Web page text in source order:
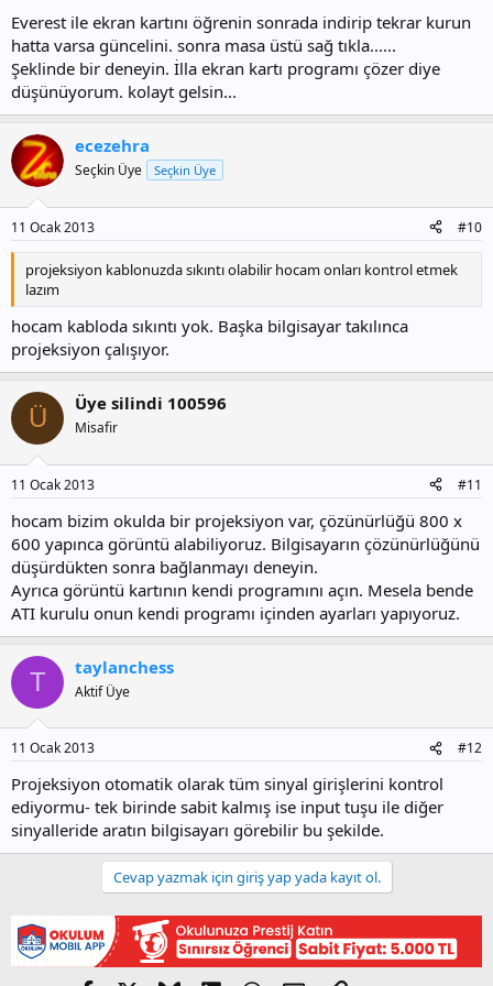
Everest ile ekran kartını öğrenin sonrada indirip tekrar kurun
hatta varsa güncelini. sonra masa üstü sağ tıkla......
Şeklinde bir deneyin. İlla ekran kartı programı çözer diye
düşünüyorum. kolayt gelsin...
ecezehra
Seçkin Üye Seçkin Üye
11 Ocak 2013 #10
projeksiyon kablonuzda sıkıntı olabilir hocam onları kontrol etmek
lazım
hocam kabloda sıkıntı yok. Başka bilgisayar takılınca
projeksiyon çalışıyor.
Ü Üye silindi 100596
Misafir
11 Ocak 2013 #11
hocam bizim okulda bir projeksiyon var, çözünürlüğü 800 x
600 yapınca görüntü alabiliyoruz. Bilgisayarın çözünürlüğünü
düşürdükten sonra bağlanmayı deneyin.
Ayrıca görüntü kartının kendi programını açın. Mesela bende
ATI kurulu onun kendi programı içinden ayarları yapıyoruz.
T taylanchess
Aktif Üye
11 Ocak 2013 #12
Projeksiyon otomatik olarak tüm sinyal girişlerini kontrol
ediyormu- tek birinde sabit kalmış ise input tuşu ile diğer
sinyalleride aratın bilgisayarı görebilir bu şekilde.
Cevap yazmak için giriş yap yada kayıt ol.